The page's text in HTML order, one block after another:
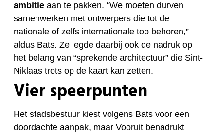
ambitie aan te pakken. “We moeten durven
samenwerken met ontwerpers die tot de
nationale of zelfs internationale top behoren,”
aldus Bats. Ze legde daarbij ook de nadruk op
het belang van “sprekende architectuur” die Sint-
Niklaas trots op de kaart kan zetten.
Vier speerpunten
Het stadsbestuur kiest volgens Bats voor een
doordachte aanpak, maar Vooruit benadrukt